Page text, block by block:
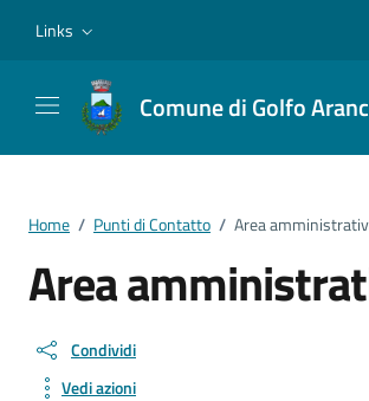
Links
Comune di Golfo
Home / Punti di Contatto / Area
Area
Condividi
Vedi azioni